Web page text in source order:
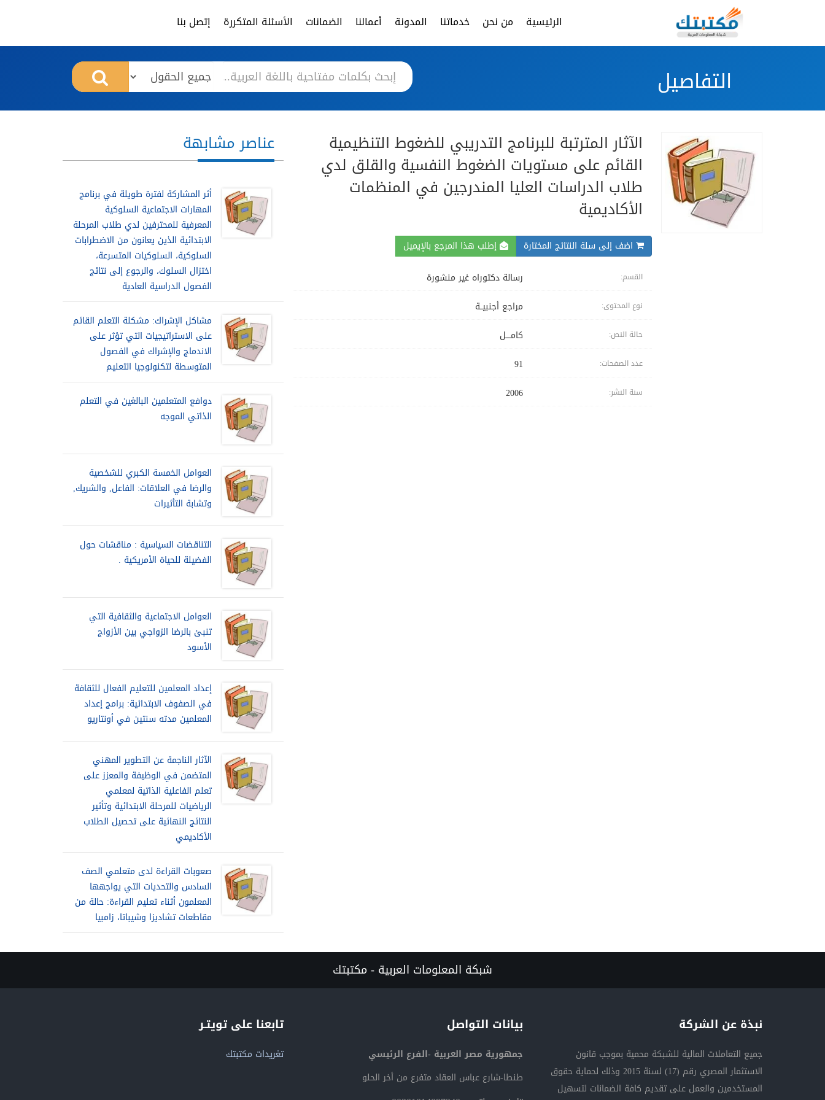
الرئيسية من نحن خدماتنا المدونة أعمالنا الضمانات الأسئلة المتكررة إتصل بنا
التفاصيل
الآثار المترتبة للبرنامج التدريبي للضغوط التنظيمية
القائم على مستويات الضغوط النفسية والقلق لدي
طلاب الدراسات العليا المندرجين في المنظمات
الأكاديمية
اضف إلى سلة النتائج المختارة إطلب هذا المرجع بالإيميل
القسم: رسالة دكتوراه غير منشورة
نوع المحتوى: مراجع أجنبيــة
حالة النص: كامــــل
عدد الصفحات: 91
سنة النشر: 2006
عناصر مشابهة
أثر المشاركة لفترة طويلة في برنامج
المهارات الاجتماعية السلوكية
المعرفية للمحترفين لدي طلاب المرحلة
الابتدائية الذين يعانون من الاضطرابات
السلوكية، السلوكيات المتسرعة،
اختزال السلوك، والرجوع إلى نتائج
الفصول الدراسية العادية
مشاكل الإشراك: مشكلة التعلم القائم
على الاستراتيجيات التي تؤثر على
الاندماج والإشراك في الفصول
المتوسطة لتكنولوجيا التعليم
دوافع المتعلمين البالغين في التعلم
الذاتي الموجه
العوامل الخمسة الكبري للشخصية
والرضا في العلاقات: الفاعل, والشريك,
وتشابة التأثيرات
التناقضات السياسية : مناقشات حول
الفضيلة للحياة الأمريكية .
العوامل الاجتماعية والثقافية التي
تنبئ بالرضا الزواجي بين الأزواج
الأسود
إعداد المعلمين للتعليم الفعال للثقافة
في الصفوف الابتدائية: برامج إعداد
المعلمين مدته سنتين في أونتاريو
الآثار الناجمة عن التطوير المهني
المتضمن في الوظيفة والمعزز على
تعلم الفاعلية الذاتية لمعلمي
الرياضيات للمرحلة الابتدائية وتأثير
النتائج النهائية على تحصيل الطلاب
الأكاديمي
صعوبات القراءة لدى متعلمي الصف
السادس والتحديات التي يواجهها
المعلمون أثناء تعليم القراءة: حالة من
مقاطعات تشاديزا وشيباتا، زامبيا
شبكة المعلومات العربية - مكتبتك
نبذة عن الشركة
جميع التعاملات المالية للشبكة محمية بموجب قانون
الاستثمار المصري رقم (17) لسنة 2015 وذلك لحماية حقوق
المستخدمين والعمل على تقديم كافة الضمانات لتسهيل
بيانات التواصل
جمهورية مصر العربية -الفرع الرئيسي
طنطا-شارع عباس العقاد متفرع من أخر الحلو
تابعنا على تويتـر
تغريدات مكتبتك